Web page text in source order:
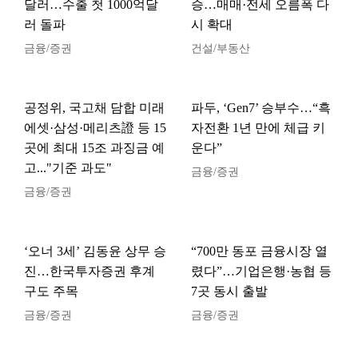
달러…수출 첫 1000억달
러 돌파
금융/증권
승…매매·전세 오름폭 다
시 확대
건설/부동산
공정위, 국고채 담합 미래
에셋·삼성·메리츠證 등 15
곳에 최대 15조 과징금 예
고..."기준 과도"
금융/증권
파두, ‘Gen7’ 승부수…“흑
자전환 1년 만에 체급 키
운다”
금융/증권
‘오너 3세’ 김동윤 상무 승
진…한국투자증권 후계
구도 주목
금융/증권
“700만 동포 금융시장 열
렸다”…기업은행·농협 등
7곳 동시 출발
금융/증권